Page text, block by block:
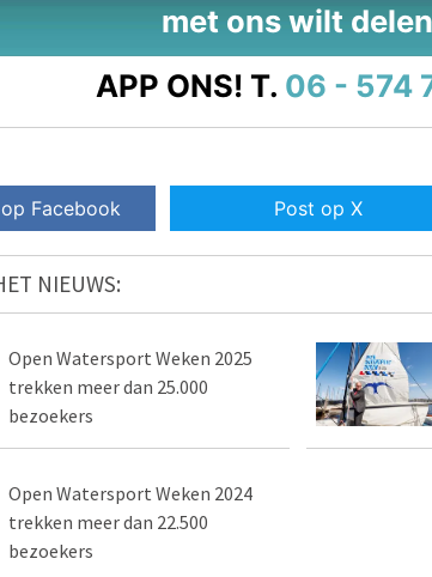
met ons wilt
APP ONS! T. 06 - 574
Facebook Post op X
NIEUWS:
Open Watersport Weken 2025
trekken meer dan 25.000
bezoekers
Open Watersport Weken 2024
trekken meer dan 22.500
bezoekers